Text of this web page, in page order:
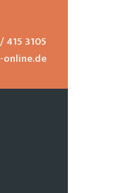
415 3105